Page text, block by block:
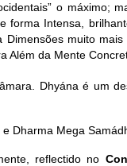
o máximo;
forma Intensa,
Dimensões muito
Além da Mente
Dhyána é um
Dharma Mega
reflectido no